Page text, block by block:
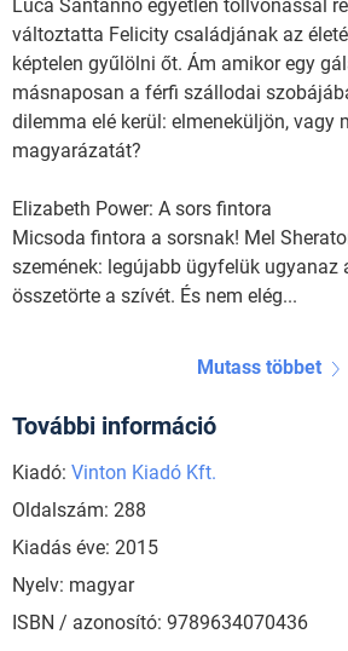
Luca Santanno egyetlen tollvonással
változtatta Felicity családjának az
képtelen gyűlölni őt. Ám amikor egy
másnaposan a férfi szállodai
dilemma elé kerül: elmeneküljön, vagy
magyarázatát?
Elizabeth Power: A sors fintora
Micsoda fintora a sorsnak! Mel
szemének: legújabb ügyfelük ugyanaz
összetörte a szívét. És nem elég...
Mutass többet
További információ
Kiadó: Vinton Kiadó Kft.
Oldalszám: 288
Kiadás éve: 2015
Nyelv: magyar
ISBN / azonosító: 9789634070436